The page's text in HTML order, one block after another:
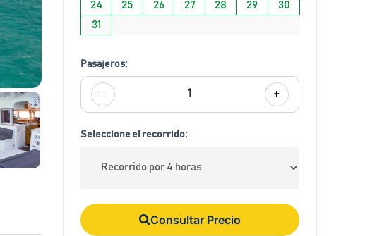
24
25 26 27 28 29
30
31
Pasajeros:
− 1 +
Seleccione el recorrido:
Consultar Precio